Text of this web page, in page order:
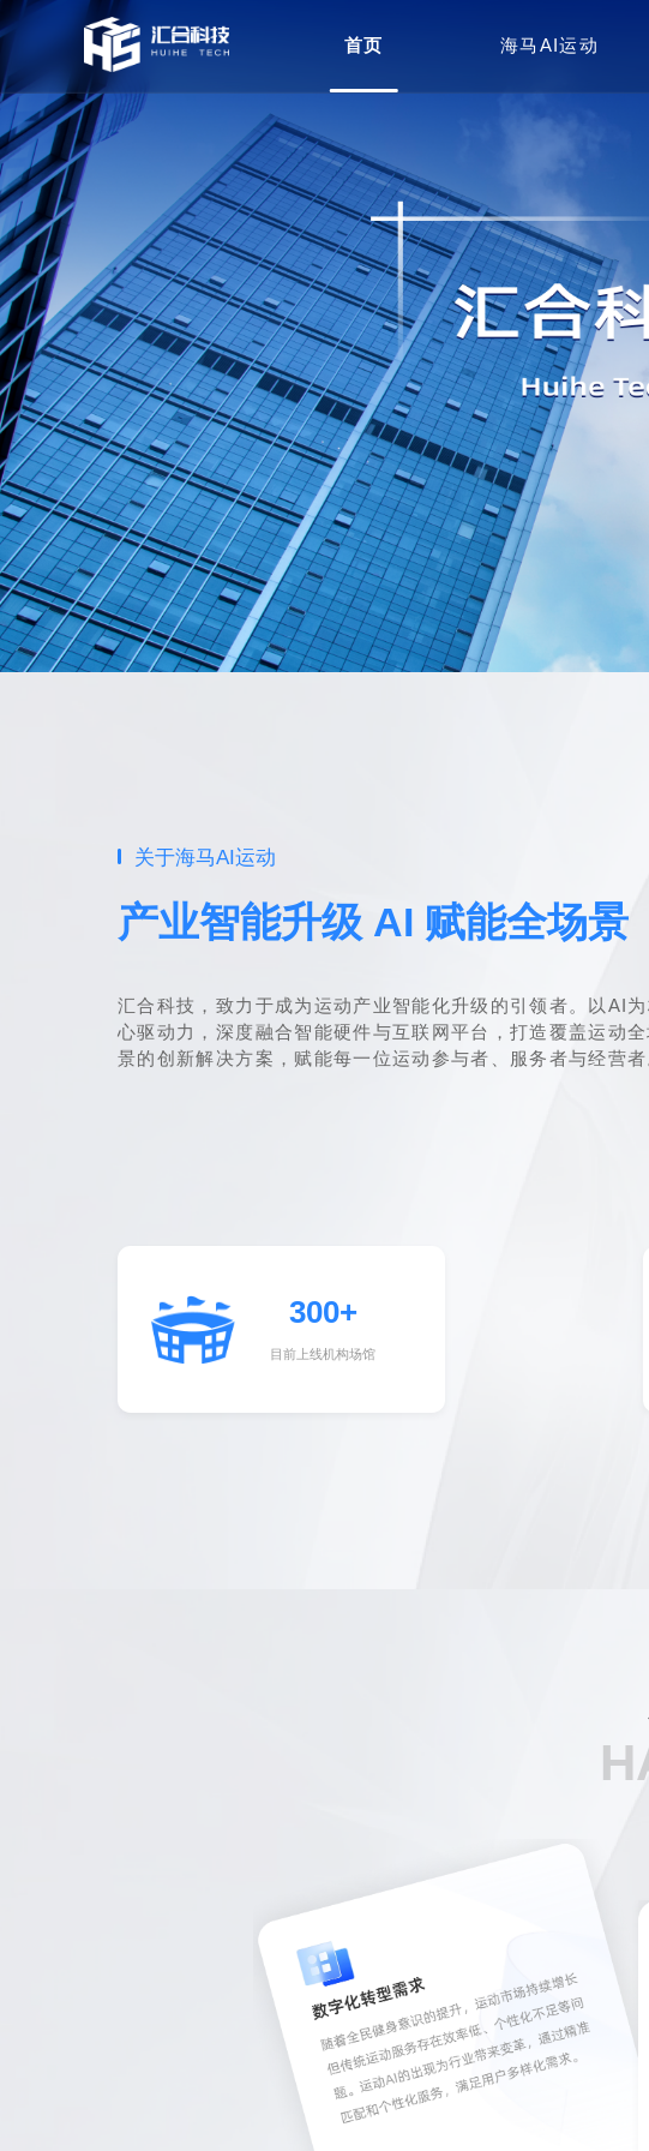
首页 海马AI运动
关于海马AI运动
产业智能升级 AI 赋能全场景
汇合科技，致力于成为运动产业智能化升级的引领者。以AI
心驱动力，深度融合智能硬件与互联网平台，打造覆盖运动全
景的创新解决方案，赋能每一位运动参与者、服务者与经营者
300+
目前上线机构场馆